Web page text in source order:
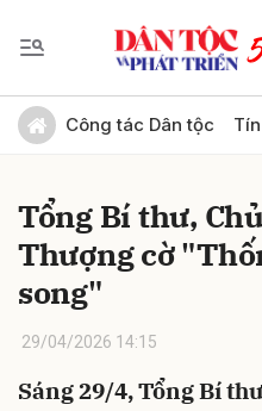
Công tác Dân tộc
Tổng Bí thư,
Thượng cờ
song"
29/04/2026 14:15
Sáng 29/4, Tổng Bí
Gửi bình luận